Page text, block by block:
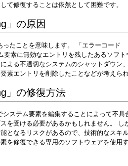
て修復することは依然として困難です。
」の原因
たことを意味します。 「エラーコード
素に無効なエントリを残したあるソフト
よる不適切なシステムのシャットダウン
素エントリを削除したことなどが考えられ
」の修復方法
ステム要素を編集することによって不具
を受ける必要があるかもしれません。 し
となるリスクがあるので、技術的なスキ
を修復できる専用のソフトウェアを使用